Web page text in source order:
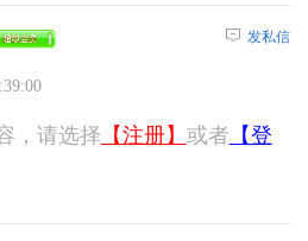
发私信
，请选择 【注册】 或者 【登